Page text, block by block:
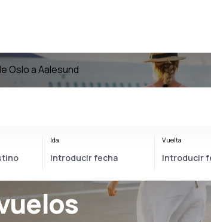
Oslo a Aalesund
Ida Vuelta